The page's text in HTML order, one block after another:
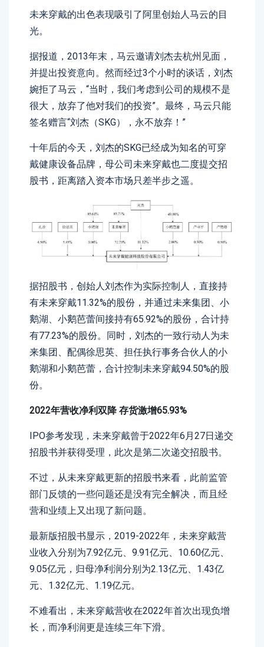
未来穿戴的出色表现吸引了阿里创始人马云的目
光。
据报道，2013年末，马云邀请刘杰去杭州见面，
并提出投资意向。然而经过3个小时的谈话，刘杰
婉拒了马云，“当时，我们考虑到公司的规模不是
很大，放弃了他对我们的投资”。最终，马云只能
签名赠言“刘杰（SKG），永不放弃！”
十年后的今天，刘杰的SKG已经成为知名的可穿
戴健康设备品牌，母公司未来穿戴也二度提交招
股书，距离踏入资本市场只差半步之遥。
据招股书，创始人刘杰作为实际控制人，直接持
有未来穿戴11.32%的股份，并通过未来集团、小
鹅湖、小鹅芭蕾间接持有65.92%的股份，合计持
有77.23%的股份。同时，刘杰的一致行动人为未
来集团、配偶徐思英、担任执行事务合伙人的小
鹅湖和小鹅芭蕾，合计控制未来穿戴94.50%的股
份。
2022年营收净利双降 存货激增65.93%
IPO参考发现，未来穿戴曾于2022年6月27日递交
招股书并获得受理，此次是第二次递交招股书。
不过，从未来穿戴更新的招股书来看，此前监管
部门反馈的一些问题还是没有完全解决，而且经
营和业绩上又出现了新问题。
最新版招股书显示，2019-2022年，未来穿戴营
业收入分别为7.92亿元、9.91亿元、10.60亿元、
9.05亿元，归母净利润分别为2.13亿元、1.43亿
元、1.32亿元、1.19亿元。
不难看出，未来穿戴营收在2022年首次出现负增
长，而净利润更是连续三年下滑。